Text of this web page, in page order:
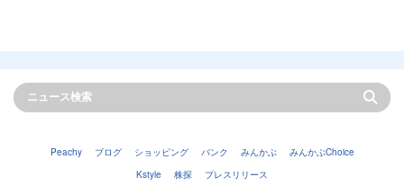
Peachy ブログ ショッピング バンク みんかぶ
みんかぶChoice
Kstyle
株探 プレスリリース